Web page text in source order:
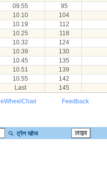
09.55
95
10.10
104
10.19
112
10.25
118
10.32
124
10.39
130
10.45
135
10.51
139
10.55
142
Last
145
eWheelChair Feedback
ट्रेन खोज